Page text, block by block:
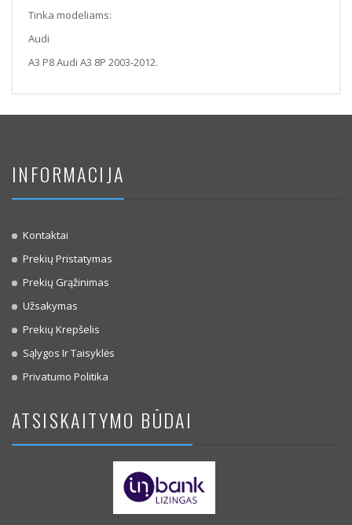
Tinka modeliams:
Audi
A3 P8 Audi A3 8P 2003-2012.
INFORMACIJA
Kontaktai
Prekių Pristatymas
Prekių Grąžinimas
Užsakymas
Prekių Krepšelis
Sąlygos Ir Taisyklės
Privatumo Politika
ATSISKAITYMO BŪDAI